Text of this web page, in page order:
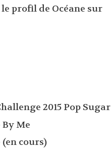
profil de Océane sur
2015 Pop Sugar
Me
cours)